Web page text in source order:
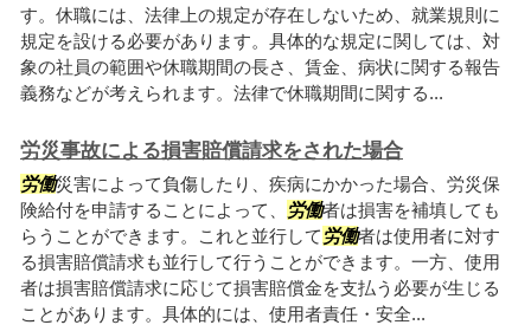
す。休職には、法律上の規定が存在しないため、就業規則に
規定を設ける必要があります。具体的な規定に関しては、対
象の社員の範囲や休職期間の長さ、賃金、病状に関する報告
義務などが考えられます。法律で休職期間に関する...
労災事故による損害賠償請求をされた場合
労働災害によって負傷したり、疾病にかかった場合、労災保
険給付を申請することによって、
労働者は損害を補填しても
らうことができます。これと並行して 労働者は使用者に対す
る損害賠償請求も並行して行うことができます。一方、使用
者は損害賠償請求に応じて損害賠償金を支払う必要が生じる
ことがあります。具体的には、使用者責任・安全...